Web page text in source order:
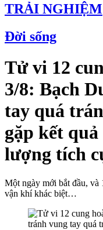
TRẢI NGHIỆM
Đời sống
Tử vi 12
3/8: Bạch
tay quá
gặp kết
lượng tích
Một ngày mới bắt đầu, và
vận khí khác biệt…